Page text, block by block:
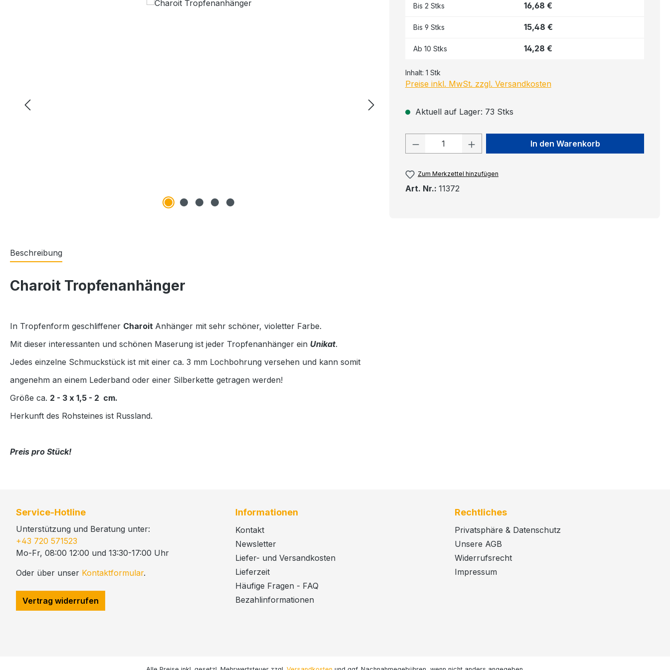
Bis 2 Stks 16,68 €
Bis 9 Stks 15,48 €
Ab 10 Stks 14,28 €
Inhalt: 1 Stk
Preise inkl. MwSt. zzgl. Versandkosten
Aktuell auf Lager: 73 Stks
Produkt Anzahl: Gib den gewünschten Wert
In den Warenkorb
Zum Merkzettel hinzufügen
Art. Nr.: 11372
Beschreibung
Charoit Tropfenanhänger
In Tropfenform geschliffener Charoit Anhänger mit sehr schöner, violetter Farbe.
Mit dieser interessanten und schönen Maserung ist jeder Tropfenanhänger ein Unikat.
Jedes einzelne Schmuckstück ist mit einer ca. 3 mm Lochbohrung versehen und kann somit
angenehm an einem Lederband oder einer Silberkette getragen werden!
Größe ca. 2 - 3 x 1,5 - 2 cm.
Herkunft des Rohsteines ist Russland.
Preis pro Stück!
Service-Hotline
Unterstützung und Beratung unter:
+43 720 571523
Mo-Fr, 08:00 12:00 und 13:30-17:00 Uhr
Oder über unser Kontaktformular.
Vertrag widerrufen
Informationen
Kontakt
Newsletter
Liefer- und Versandkosten
Lieferzeit
Häufige Fragen - FAQ
Bezahlinformationen
Rechtliches
Privatsphäre & Datenschutz
Unsere AGB
Widerrufsrecht
Impressum